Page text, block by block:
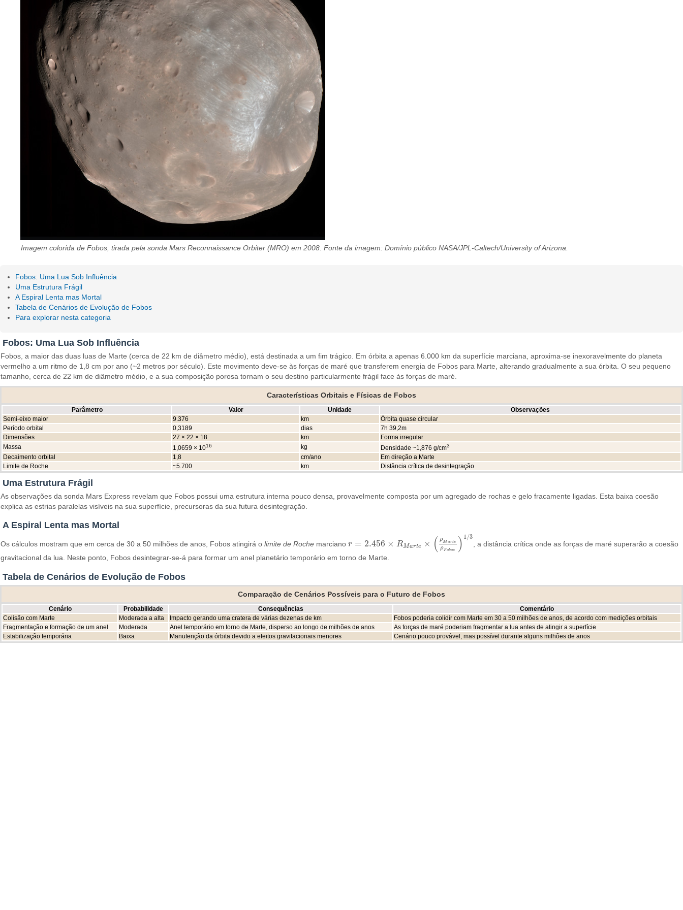
Imagem colorida de Fobos, tirada pela sonda Mars Reconnaissance Orbiter (MRO) em 2008. Fonte da imagem: Domínio público NASA/JPL-Caltech/University of Arizona.
Fobos: Uma Lua Sob Influência
Uma Estrutura Frágil
A Espiral Lenta mas Mortal
Tabela de Cenários de Evolução de Fobos
Para explorar nesta categoria
Fobos: Uma Lua Sob Influência
Fobos, a maior das duas luas de Marte (cerca de 22 km de diâmetro médio), está destinada a um fim trágico. Em órbita a apenas 6.000 km da superfície marciana, aproxima-se inexoravelmente do planeta
vermelho a um ritmo de 1,8 cm por ano (~2 metros por século). Este movimento deve-se às forças de maré que transferem energia de Fobos para Marte, alterando gradualmente a sua órbita. O seu pequeno
tamanho, cerca de 22 km de diâmetro médio, e a sua composição porosa tornam o seu destino particularmente frágil face às forças de maré.
Características Orbitais e Físicas de Fobos
Parâmetro Valor Unidade
Observações
Semi-eixo maior
9.376 km
Órbita quase circular
Período orbital
0,3189 dias
7h 39,2m
Dimensões
27 × 22 × 18 km
Forma irregular
Massa
1,0659 × 1016 kg Densidade ~1,876 g/cm3
Decaimento orbital 1,8 cm/ano
Em direção a Marte
Limite de Roche
~5.700 km Distância crítica de desintegração
Uma Estrutura Frágil
As observações da sonda Mars Express revelam que Fobos possui uma estrutura interna pouco densa, provavelmente composta por um agregado de rochas e gelo fracamente ligadas. Esta baixa coesão
explica as estrias paralelas visíveis na sua superfície, precursoras da sua futura desintegração.
A Espiral Lenta mas Mortal
Os cálculos mostram que em cerca de 30 a 50 milhões de anos, Fobos atingirá olimite de Roche marcianor = 2.456 × RMarte × ( ρMarte
ρFobos ) 1 /3
r= 2.456×RMar te×(ρMa te ρFobos) 1/
, a distância crítica onde as forças de maré superarão a coesão
gravitacional da lua. Neste ponto, Fobos desintegrar-se-á para formar um anel planetário temporário em torno de Marte.
Tabela de Cenários de Evolução de Fobos
Comparação de Cenários Possíveis para o Futuro de Fobos
Cenário Probabilidade Consequências
Comentário
Colisão com Marte
Moderada a alta Impacto gerando uma cratera de várias dezenas de km
Fobos poderia colidir com Marte em 30 a 50 milhões de anos, de acordo com medições orbitais
Fragmentação e formação de um anel
Moderada Anel temporário em torno de Marte, disperso ao longo de milhões de anos
As forças de maré poderiam fragmentar a lua antes de atingir a superfície
Estabilização temporária
Baixa Manutenção da órbita devido a efeitos gravitacionais menores Cenário pouco provável, mas possível durante alguns milhões de anos